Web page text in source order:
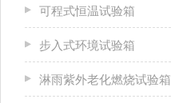
可程式恒温试验箱
步入式环境试验箱
淋雨紫外老化燃烧试验箱